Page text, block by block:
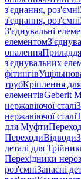
з'єднання, роз'ємні
з'єднання, роз'ємні
З'єднувальні
елементом
опаленняПриладдя
з'єднувальних
фітингів
трубКріплення
елементівGeberit
нержавіючої сталі
нержавіючої сталі
для Муфти
ПереходиВідводи
деталі для
Перехідники
роз'ємніЗапасні